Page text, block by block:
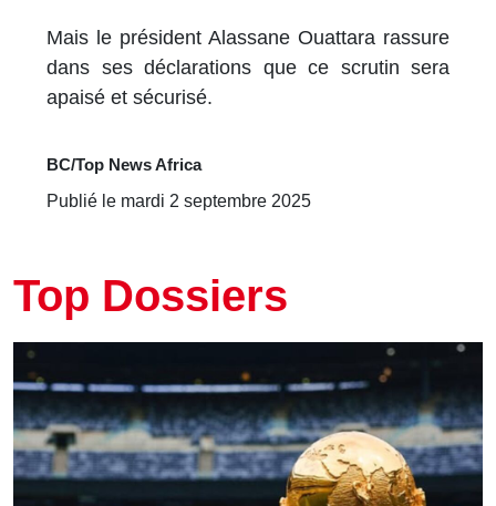
Mais le président Alassane Ouattara rassure
dans ses déclarations que ce scrutin sera
apaisé et sécurisé.
BC/Top News Africa
Publié le mardi 2 septembre 2025
Top Dossiers